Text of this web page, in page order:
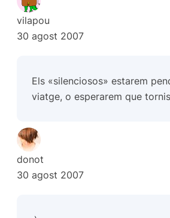
vilapou
30 agost 2007
Els «silenciosos» estarem
viatge, o esperarem que
donot
30 agost 2007